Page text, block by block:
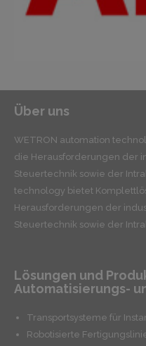
Über uns
WETRON automation
die Herausforderungen der
Steuertechnik sowie der
technology bietet
Herausforderungen der
Steuertechnik sowie der
Lösungen und
Automatisierungs-
Transportsysteme für
Robotisierte